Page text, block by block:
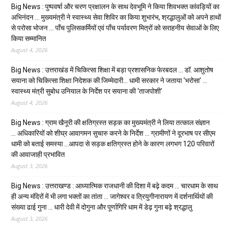
Big News : पुष्पवर्षा और चरण प्रक्षालन के साथ देवभूमि ने किया शिवभक्त कांवड़ियों का
अभिनंदन … मुख्यमंत्री ने स्वास्थ्य सेवा शिविर का किया शुभारंभ, श्रद्धालुओं को अपने हाथों
से परोसा भोजन … पाँच पुलिसकर्मियों एवं पाँच पर्यावरण मित्रों को सराहनीय सेवाओं के लिए
किया सम्मानित
August 4, 2026
Big News : उत्तराखंड में चिकित्सा शिक्षा में बड़ा प्रशासनिक फेरबदल … डॉ. आशुतोष
सयाना को चिकित्सा शिक्षा निदेशक की जिम्मेदारी… धामी सरकार ने जताया ‘भरोसा’ …
स्वास्थ्य मंत्री सुबोध उनियाल के निर्देश पर सयाना की ‘ताजपोशी’
August 4, 2026
Big News : ग्राम खैनूरी की क्षतिग्रस्त सड़क का मुख्यमंत्री ने लिया तत्काल संज्ञान
… अधिकारियों को शीघ्र आवागमन सुचारु करने के निर्देश … ग्रामीणों ने दूरभाष पर सीएम
धामी को बताई समस्या …आपदा से सड़क क्षतिग्रस्त होने के कारण लगभग 120 परिवारों
की आवाजाही प्रभावित
August 3, 2026
Big News : उत्तराखण्ड : आध्यात्मिक राजधानी की दिशा में बढ़े कदम … चारधाम के साथ
ही अन्य मंदिरों में भी लगा भक्तों का तांता … जागेश्वर व त्रियुगीनारायण में दर्शनार्थियों की
संख्या ढाई गुना … धारी देवी में दोगुना और पूर्णागिरि धाम में डेढ़ गुना बढ़े श्रद्धालु
August 3, 2026